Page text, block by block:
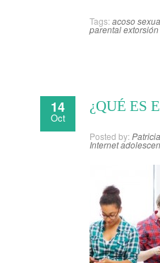
Tags: acoso
parentalextorsión
14
Oct
¿QUÉ ES
Posted by:
Internet